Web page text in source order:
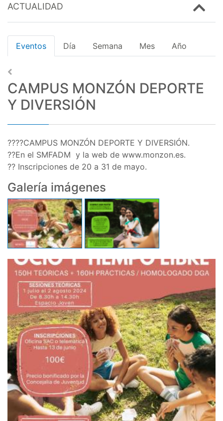
ACTUALIDAD
Eventos Día Semana Mes Año
CAMPUS MONZÓN DEPORTE
Y DIVERSIÓN
????CAMPUS MONZÓN DEPORTE Y DIVERSIÓN.
??En el SMFADM y la web de www.monzon.es.
?? Inscripciones de 20 a 31 de mayo.
Galería imágenes